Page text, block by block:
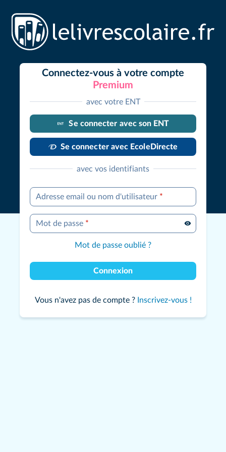
Connectez-vous à votre compte
Premium
avec votre ENT
Se connecter avec son ENT
Se connecter avec EcoleDirecte
avec vos identifiants
Adresse email ou nom d'utilisateur *
Mot de passe *
Mot de passe oublié ?
Connexion
Vous n'avez pas de compte ? Inscrivez-vous !